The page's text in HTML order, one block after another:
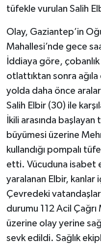
tüfekle vurulan Salih
Olay, Gaziantep’in
Mahallesi’nde gece
İddiaya göre,
otlattıktan sonra
yolda daha önce
Salih Elbir (30) ile
İkili arasında başlayan
büyümesi üzerine
kullandığı pompalı
etti. Vücuduna isabet
yaralanan Elbir, kanlar
Çevredeki
durumu 112 Acil
üzerine olay yerine
sevk edildi. Sağlık